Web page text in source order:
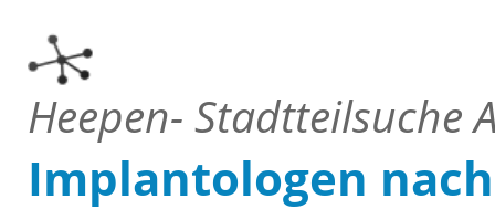
Heepen- Stadtteilsuche
Implantologen